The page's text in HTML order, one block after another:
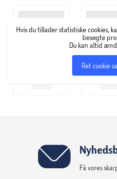
Hvis du tillader statistiske cookies,
besøgte
Du kan altid
Ret cookie
Få vores